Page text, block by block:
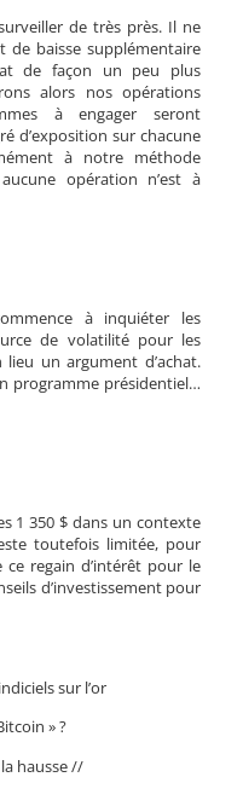
de très près. Il ne
baisse supplémentaire
de façon un peu plus
alors nos opérations
à engager seront
d’exposition sur chacune
à notre méthode
opération n’est à
à inquiéter les
de volatilité pour les
un argument d’achat.
programme présidentiel…
1 350 $ dans un contexte
toutefois limitée, pour
ce regain d’intérêt pour le
d’investissement pour
sur l’or
» ?
hausse //